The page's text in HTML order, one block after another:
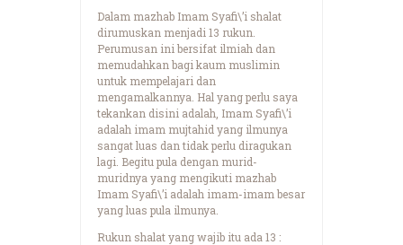
Dalam mazhab Imam Syafi\’i shalat
dirumuskan menjadi 13 rukun.
Perumusan ini bersifat ilmiah dan
memudahkan bagi kaum muslimin
untuk mempelajari dan
mengamalkannya. Hal yang perlu saya
tekankan disini adalah, Imam Syafi\’i
adalah imam mujtahid yang ilmunya
sangat luas dan tidak perlu diragukan
lagi. Begitu pula dengan murid-
muridnya yang mengikuti mazhab
Imam Syafi\’i adalah imam-imam besar
yang luas pula ilmunya.
Rukun shalat yang wajib itu ada 13 :